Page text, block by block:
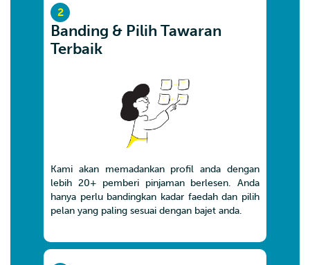
2
Banding & Pilih Tawaran
Terbaik
Kami akan memadankan profil anda dengan
lebih 20+ pemberi pinjaman berlesen. Anda
hanya perlu bandingkan kadar faedah dan pilih
pelan yang paling sesuai dengan bajet anda.